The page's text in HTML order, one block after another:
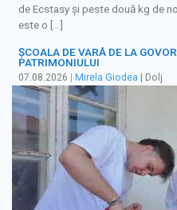
de Ecstasy și peste două kg de
este o […]
ȘCOALA DE VARĂ DE LA
PATRIMONIULUI
07.08.2026 Mirela Giodea | Dolj